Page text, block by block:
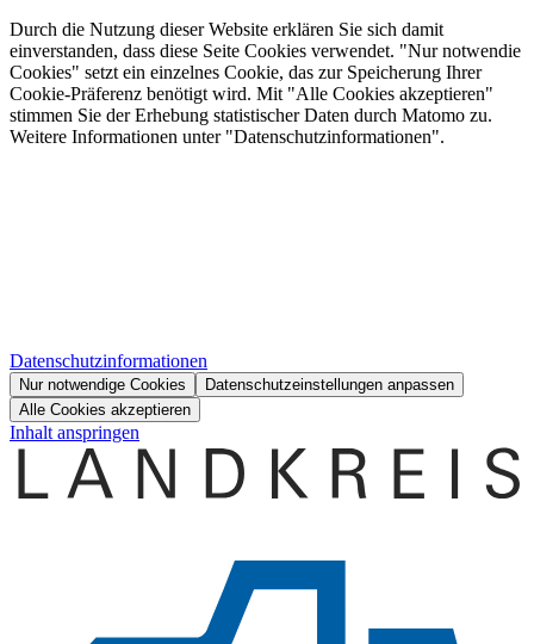
Durch die Nutzung dieser Website erklären Sie sich damit
einverstanden, dass diese Seite Cookies verwendet. "Nur notwendie
Cookies" setzt ein einzelnes Cookie, das zur Speicherung Ihrer
Cookie-Präferenz benötigt wird. Mit "Alle Cookies akzeptieren"
stimmen Sie der Erhebung statistischer Daten durch Matomo zu.
Weitere Informationen unter "Datenschutzinformationen".
Datenschutzinformationen
Nur notwendige Cookies
Datenschutzeinstellungen anpassen
Alle Cookies akzeptieren
Inhalt anspringen